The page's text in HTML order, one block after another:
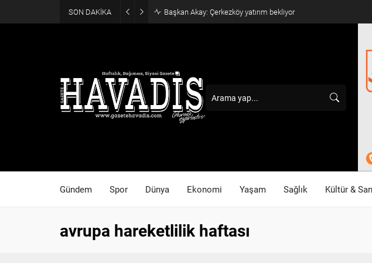
SON DAKİKA Başkan Akay: Çerkezköy yatırım bekliyor
Gündem Spor Dünya Ekonomi Yaşam Sağlık Kültür &
avrupa hareketlilik haftası